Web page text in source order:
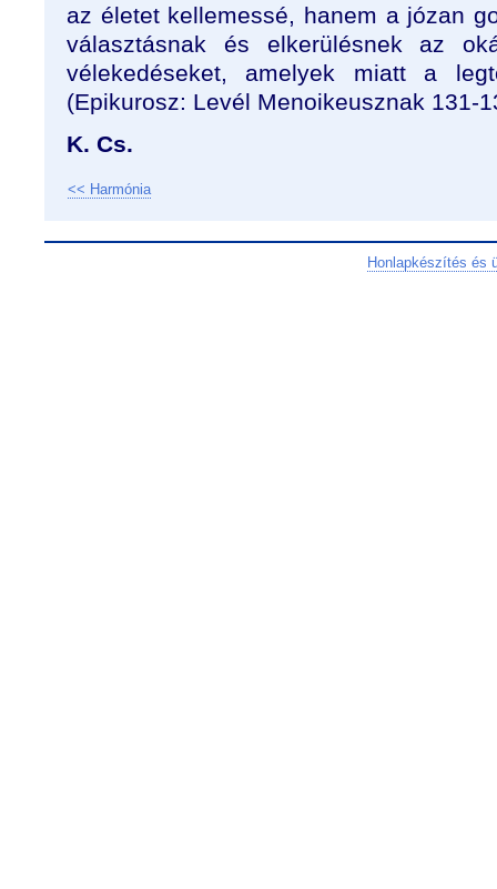
az életet kellemessé, hanem a józan
választásnak és elkerülésnek az
vélekedéseket, amelyek miatt a
(Epikurosz: Levél Menoikeusznak 131-
K. Cs.
<< Harmónia
Honlapkészítés és